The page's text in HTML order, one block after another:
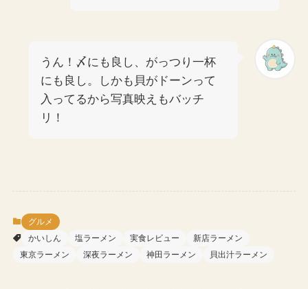
うん！〆にも良し、がっつり一杯
にも良し。しかも貝がドーンって
入ってるから写真映えもバッチ
リ！
グルメ
かいしん
塩ラーメン 実食レビュー
新店ラーメン
東京ラーメン
深夜ラーメン 神田ラーメン 貝出汁ラーメン